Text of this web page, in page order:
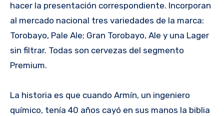
hacer la presentación correspondiente. Incorporan
al mercado nacional tres variedades de la marca:
Torobayo, Pale Ale; Gran Torobayo, Ale y una Lager
sin filtrar. Todas son cervezas del segmento
Premium.
La historia es que cuando Armín, un ingeniero
químico, tenía 40 años cayó en sus manos la biblia